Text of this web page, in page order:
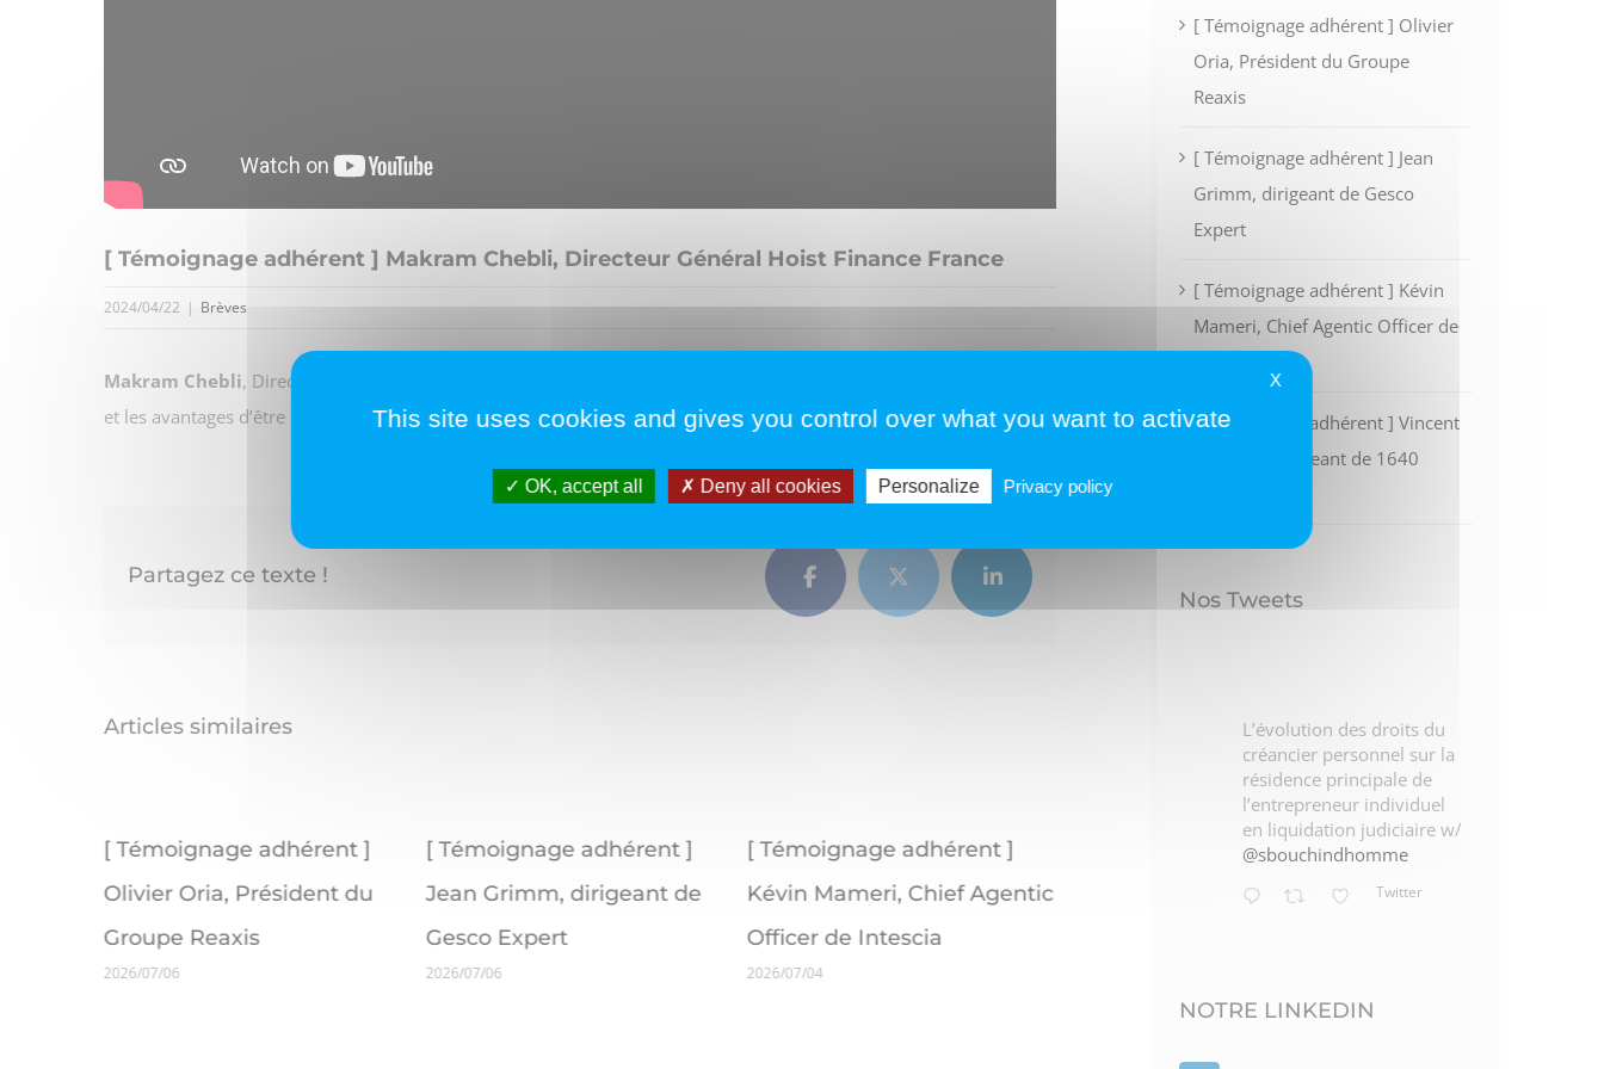
[ Témoignage adhérent ] Makram Chebli, Directeur Général Hoist Finance France
2024/04/22 | Brèves
Makram Chebli, Directeur Général
et les avantages d’être
membre de la FIGEC , la communauté des entrepreneurs de la gestion du risque client.
Partagez ce texte ! FacebookTwitter LinkedIn
Articles similaires
adhérent ]
du
[ Témoignage adhérent ]
Jean Grimm, dirigeant de
Gesco Expert
[ Témoignage adhérent ]
Kévin Mameri, Chief Agentic
Officer de Intescia
[ Témoignage adhérent ]
Vincent Rivoalen, dirigeant
de 1640 Finance
[ Témoignage adhérent ]
Guillaume Baudoux,
[ Témoignage adhérent ] Olivier
Oria, Président du Groupe
Reaxis
[ Témoignage adhérent ] Jean
Grimm, dirigeant de Gesco
Expert
[ Témoignage adhérent ] Kévin
Mameri, Chief Agentic Officer de
[ Témoignage adhérent ] Vincent
Rivoalen, dirigeant de 1640
Nos Tweets
L’évolution des droits du
créancier personnel sur la
résidence principale de
l’entrepreneur individuel
en liquidation judiciaire w/
@sbouchindhomme
Twitter
NOTRE LINKEDIN
X
This site uses cookies and gives you control over what you want to activate
OK, accept all Deny all cookies Personalize Privacy policy